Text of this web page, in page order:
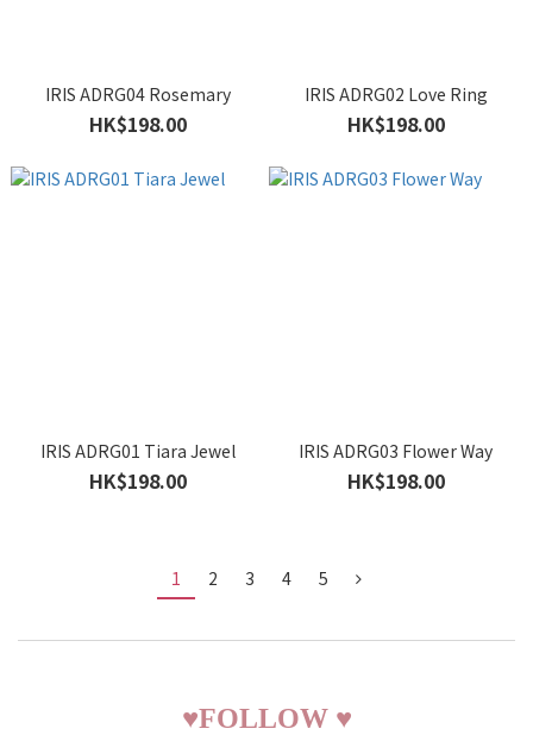
IRIS ADRG04 Rosemary
HK$198.00
IRIS ADRG02 Love Ring
HK$198.00
IRIS ADRG01 Tiara Jewel
HK$198.00
IRIS ADRG03 Flower Way
HK$198.00
1 2 3 4 5
♥FOLLOW ♥